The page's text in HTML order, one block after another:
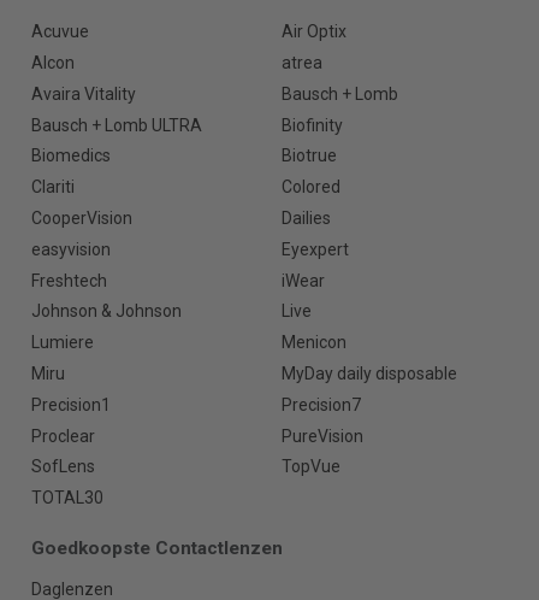
Acuvue
Air Optix
Alcon
atrea
Avaira Vitality
Bausch + Lomb
Bausch + Lomb ULTRA
Biofinity
Biomedics
Biotrue
Clariti
Colored
CooperVision
Dailies
easyvision
Eyexpert
Freshtech
iWear
Johnson & Johnson
Live
Lumiere
Menicon
Miru
MyDay daily disposable
Precision1
Precision7
Proclear
PureVision
SofLens
TopVue
TOTAL30
Goedkoopste Contactlenzen
Daglenzen